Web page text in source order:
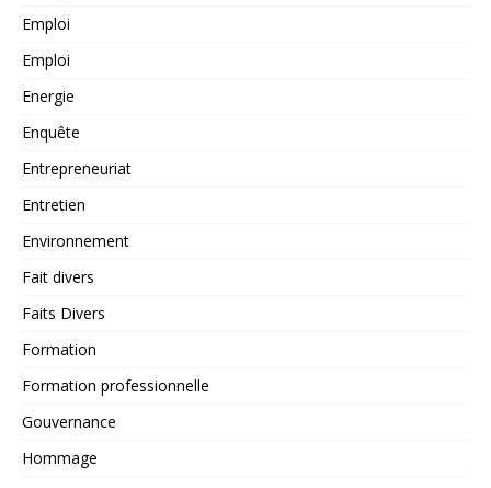
Emploi
Emploi
Energie
Enquête
Entrepreneuriat
Entretien
Environnement
Fait divers
Faits Divers
Formation
Formation professionnelle
Gouvernance
Hommage